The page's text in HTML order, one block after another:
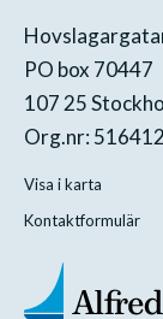
PO box 70447
107 25
Org.nr:
Visa i karta
Kontaktformulär